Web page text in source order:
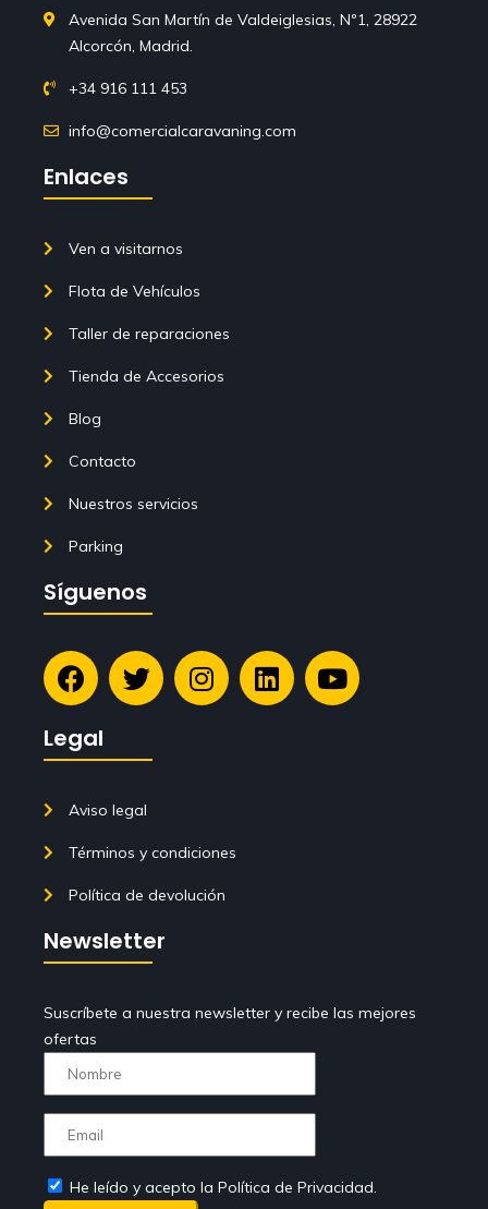
Avenida San Martín de Valdeiglesias, Nº1, 28922
Alcorcón, Madrid.
+34 916 111 453
info@comercialcaravaning.com
Enlaces
Ven a visitarnos
Flota de Vehículos
Taller de reparaciones
Tienda de Accesorios
Blog
Contacto
Nuestros servicios
Parking
Síguenos
Legal
Aviso legal
Términos y condiciones
Política de devolución
Newsletter
Suscríbete a nuestra newsletter y recibe las mejores
ofertas
He leído y acepto la Política de Privacidad.